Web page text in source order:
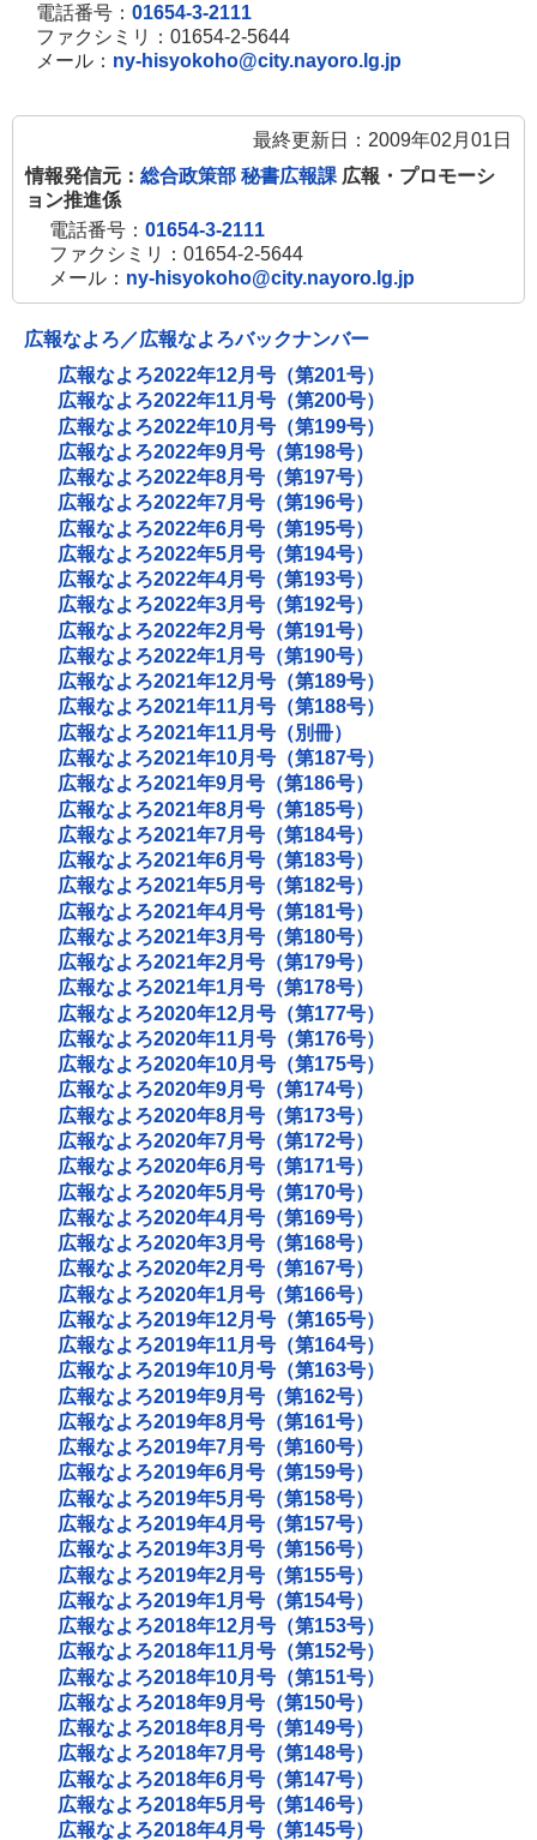
電話番号： 01654-3-2111
ファクシミリ：01654-2-5644
メール： ny-hisyokoho@city.nayoro.lg.jp
最終更新日：2009年02月01日
情報発信元： 総合政策部 秘書広報課 広報・プロモーシ
ョン推進係
電話番号： 01654-3-2111
ファクシミリ：01654-2-5644
メール： ny-hisyokoho@city.nayoro.lg.jp
広報なよろ／広報なよろバックナンバー
広報なよろ2022年12月号（第201号）
広報なよろ2022年11月号（第200号）
広報なよろ2022年10月号（第199号）
広報なよろ2022年9月号（第198号）
広報なよろ2022年8月号（第197号）
広報なよろ2022年7月号（第196号）
広報なよろ2022年6月号（第195号）
広報なよろ2022年5月号（第194号）
広報なよろ2022年4月号（第193号）
広報なよろ2022年3月号（第192号）
広報なよろ2022年2月号（第191号）
広報なよろ2022年1月号（第190号）
広報なよろ2021年12月号（第189号）
広報なよろ2021年11月号（第188号）
広報なよろ2021年11月号（別冊）
広報なよろ2021年10月号（第187号）
広報なよろ2021年9月号（第186号）
広報なよろ2021年8月号（第185号）
広報なよろ2021年7月号（第184号）
広報なよろ2021年6月号（第183号）
広報なよろ2021年5月号（第182号）
広報なよろ2021年4月号（第181号）
広報なよろ2021年3月号（第180号）
広報なよろ2021年2月号（第179号）
広報なよろ2021年1月号（第178号）
広報なよろ2020年12月号（第177号）
広報なよろ2020年11月号（第176号）
広報なよろ2020年10月号（第175号）
広報なよろ2020年9月号（第174号）
広報なよろ2020年8月号（第173号）
広報なよろ2020年7月号（第172号）
広報なよろ2020年6月号（第171号）
広報なよろ2020年5月号（第170号）
広報なよろ2020年4月号（第169号）
広報なよろ2020年3月号（第168号）
広報なよろ2020年2月号（第167号）
広報なよろ2020年1月号（第166号）
広報なよろ2019年12月号（第165号）
広報なよろ2019年11月号（第164号）
広報なよろ2019年10月号（第163号）
広報なよろ2019年9月号（第162号）
広報なよろ2019年8月号（第161号）
広報なよろ2019年7月号（第160号）
広報なよろ2019年6月号（第159号）
広報なよろ2019年5月号（第158号）
広報なよろ2019年4月号（第157号）
広報なよろ2019年3月号（第156号）
広報なよろ2019年2月号（第155号）
広報なよろ2019年1月号（第154号）
広報なよろ2018年12月号（第153号）
広報なよろ2018年11月号（第152号）
広報なよろ2018年10月号（第151号）
広報なよろ2018年9月号（第150号）
広報なよろ2018年8月号（第149号）
広報なよろ2018年7月号（第148号）
広報なよろ2018年6月号（第147号）
広報なよろ2018年5月号（第146号）
広報なよろ2018年4月号（第145号）